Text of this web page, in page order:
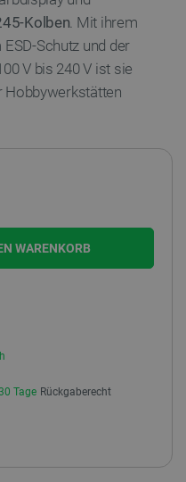
Kolben. Mit ihrem
Schutz und der
V bis 240 V ist sie
Hobbywerkstätten
WARENKORB
Tage Rückgaberecht